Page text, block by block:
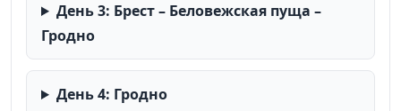
День 3: Брест – Беловежская пуща –
Гродно
День 4: Гродно